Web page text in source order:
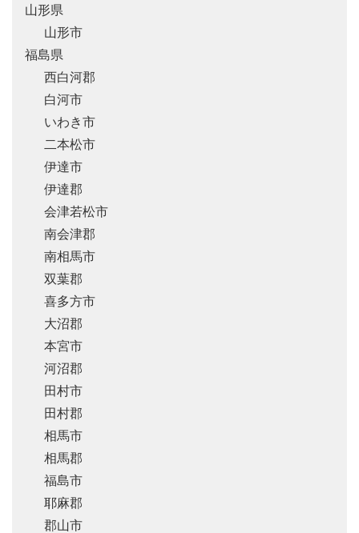
山形県
山形市
福島県
西白河郡
白河市
いわき市
二本松市
伊達市
伊達郡
会津若松市
南会津郡
南相馬市
双葉郡
喜多方市
大沼郡
本宮市
河沼郡
田村市
田村郡
相馬市
相馬郡
福島市
耶麻郡
郡山市